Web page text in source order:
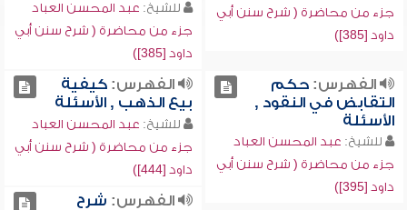
جزء من محاضرة ( شرح سنن أبي
داود [385])
للشيخ: عبد المحسن العباد
جزء من محاضرة ( شرح سنن أبي
داود [385])
الفهرس:حكم
التقابض في النقود ,
الأسئلة
للشيخ: عبد المحسن العباد
جزء من محاضرة ( شرح سنن أبي
داود [395])
الفهرس:كيفية
بيع الذهب , الأسئلة
للشيخ: عبد المحسن العباد
جزء من محاضرة ( شرح سنن أبي
داود [444])
الفهرس: شرح